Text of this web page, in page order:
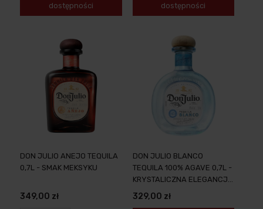
dostępności
dostępności
DON JULIO ANEJO TEQUILA
0,7L - SMAK MEKSYKU
349,00 zł
DON JULIO BLANCO
TEQUILA 100% AGAVE 0,7L -
KRYSTALICZNA ELEGANCJA
Z MEKSYKU
329,00 zł